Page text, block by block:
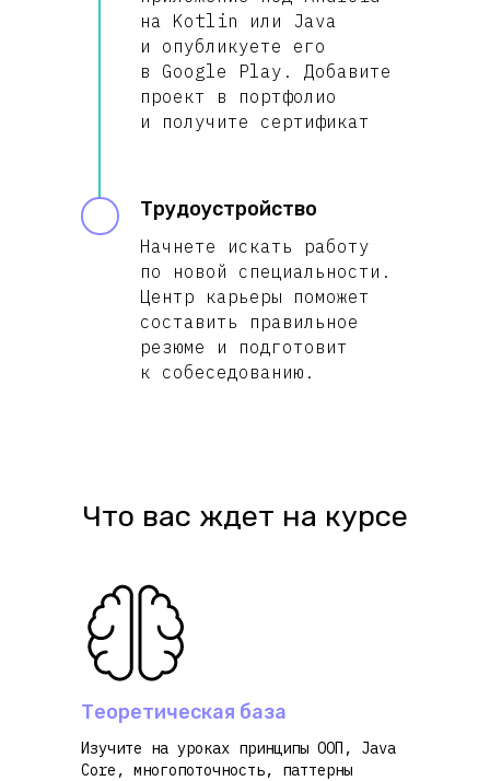
на Kotlin или Java
и опубликуете его
в Google Play. Добавите
проект в портфолио
и получите сертификат
Трудоустройство
Начнете искать работу
по новой специальности.
Центр карьеры поможет
составить правильное
резюме и подготовит
к собеседованию.
Что вас ждет на курсе
Изучите на уроках принципы ООП, Java
Core, многопоточность, паттерны
Теоретическая база